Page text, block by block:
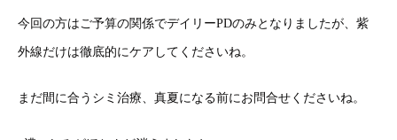
今回の方はご予算の関係でデイリーPDのみとなりましたが、紫
外線だけは徹底的にケアしてくださいね。
まだ間に合うシミ治療、真夏になる前にお問合せくださいね。